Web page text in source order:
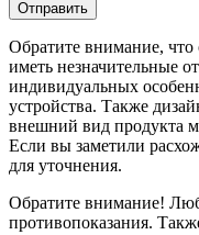
Обратите внимание, что
иметь незначительные
индивидуальных
устройства. Также
внешний вид продукта
Если вы заметили
для уточнения.
Обратите внимание!
противопоказания.